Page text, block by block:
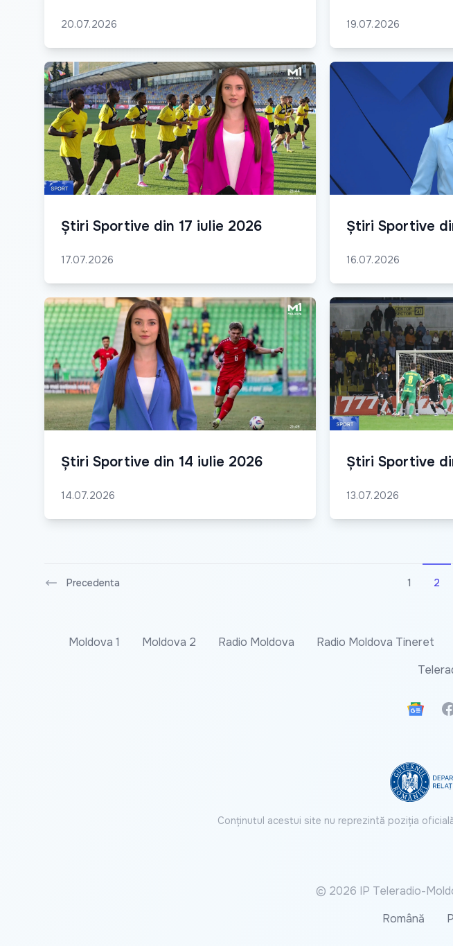
20.07.2026 19.07.2026
Știri Sportive din 17 iulie 2026
17.07.2026
Știri Sportive
16.07.2026
Știri Sportive din 14 iulie 2026
14.07.2026
Știri Sportive
13.07.2026
Precedenta 1 2
Moldova 1 Moldova 2 Radio Moldova Radio Moldova Tineret
Google
Conținutul acestui site nu reprezintă poziția
© 2026 IP Teleradio-
Română